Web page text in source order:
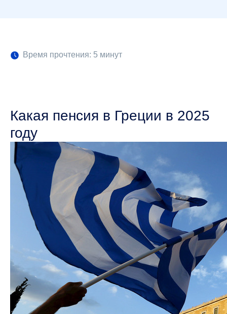
Время прочтения: 5 минут
Какая пенсия в Греции в 2025
году